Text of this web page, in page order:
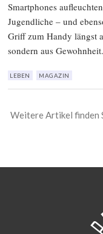
Smartphones
Jugendliche – und
Griff zum Handy längst
sondern aus Gewohnheit.
LEBEN MAGAZIN
Weitere Artikel finden